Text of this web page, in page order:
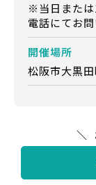
※当日または
電話にてお
開催場所
松阪市大黒